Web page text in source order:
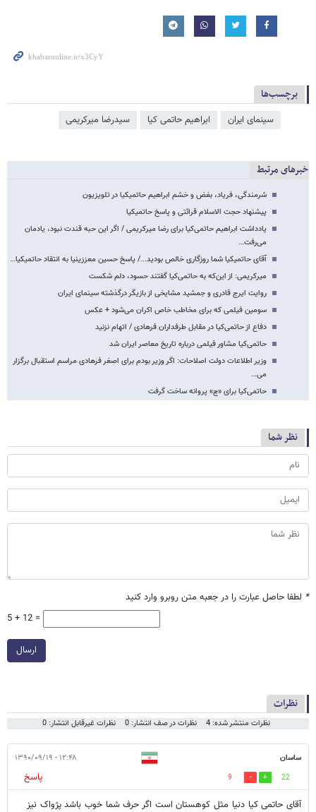
برچسب‌ها
سینمای ایران ابراهیم حاتمی کیا سیدرضا میرکریمی
خبرهای مرتبط
شرمندگی، فریاد، بغض و خشم‌ ابراهیم حاتمی​کیا در تلویزیون
پیشنهاد حجت الاسلام قرائتی و پاسخ حاتمی​کیا
یادداشت ابراهیم حاتمی‌کیا برای رضا میرکریمی / اگر این حبه قندت نبود، یادمان
می‌رفت…
آقای حاتمی​کیا شما روزگاری خالص بودید.../ پاسخ حسین معززی​نیا به انتقاد حاتمی​کیا…
میرکریمی: از این‌که به حاتمی‌‌کیا گفتند حسود، دلم شکست
روایت ایرج قادری و جمشید مشایخی از بازیگر درگذشته سینمای ایران
سومین فیلمی که برای مخاطب خاص اکران می‌شود + عکس
دفاع از حاتمی‌کیا در مقابل طرفداران فرهادی / اتهام نزنید
حاتمی‌کیا مشاور فیلمی درباره تاریخ معاصر ایران شد
وزیر اطلاعات دولت اصلاحات: اگر وزیر بودم برای اصغر فرهادی مراسم استقبال برگزار
می…
حاتمی‌کیا برای «چ» پروانه ساخت گرفت
نظر شما
* لطفا حاصل عبارت را در جعبه متن روبرو وارد کنید
5 + 12 =
ارسال
نظرات
نظرات منتشر شده: 4 نظرات در صف انتشار: 0 نظرات غیرقابل انتشار: 0
ساسان ۱۲:۴۸ - ۱۳۹۰/۰۹/۱۹
22
9
پاسخ
آقای حاتمی کیا دنیا مثل کوهستان است اگر حرف شما خوب باشد پژواک نیز